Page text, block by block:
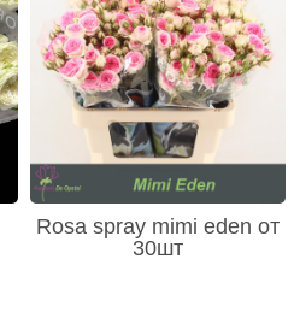
Rosa spray mimi eden от
30шт